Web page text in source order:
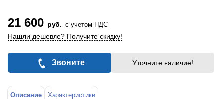
21 600 руб. с учетом НДС
Нашли дешевле? Получите скидку!
Звоните Уточните наличие!
Описание Характеристики